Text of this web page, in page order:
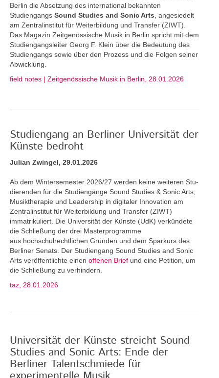
Berlin die Absetzung des international bekannten
Studiengangs Sound Studies and Sonic Arts , angesiedelt
am Zentralinstitut für Weiterbildung und Transfer (ZIWT).
Das Magazin Zeitgenössische Musik in Berlin spricht mit dem
Studiengangsleiter Georg F. Klein über die Bedeutung des
Studiengangs sowie über den Prozess und die Folgen seiner
Abwicklung.
field notes | Zeitgenössische Musik in Berlin, 28.01.2026
Studiengang an Berliner Universität der
Künste bedroht
Julian Zwingel, 29.01.2026
Ab dem Wintersemester 2026/27 werden keine weiteren Stu­
dierenden für die Studiengänge Sound Studies & Sonic Arts,
Musiktherapie und Leadership in digitaler Innovation am
Zentralinstitut für Weiterbildung und Transfer (ZIWT)
immatrikuliert. Die Universität der Künste (UdK) verkündete
die Schließung der drei Masterprogramme
aus hochschulrechtlichen Gründen und dem Sparkurs des
Berliner Senats. Der Studiengang Sound Studies and Sonic
Arts veröffentlichte einen offenen Brief und eine Petition, um
die Schließung zu verhindern.
taz, 28.01.2026
Universität der Künste streicht Sound
Studies and Sonic Arts: Ende der
Berliner Talentschmiede für